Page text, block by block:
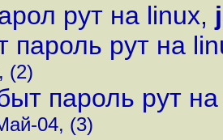
рут на linux,
пароль рут на
(2)
пароль рут
04, (3)